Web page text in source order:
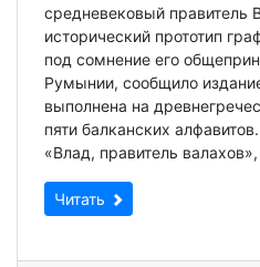
средневековый
исторический прототип
под сомнение его
Румынии, сообщило
выполнена на
пяти балканских
«Влад, правитель
Читать